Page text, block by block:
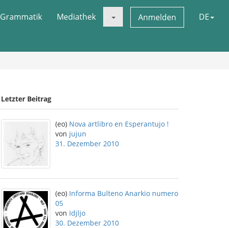
Grammatik Mediathek Anmelden DE
Letzter Beitrag
(eo) Nova artlibro en Esperantujo !
von jujun
31. Dezember 2010
(eo) Informa Bulteno Anarkio numero
05
von Idjljo
30. Dezember 2010